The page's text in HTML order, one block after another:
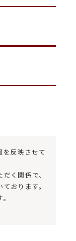
を反映させて
く関係で、
おります。